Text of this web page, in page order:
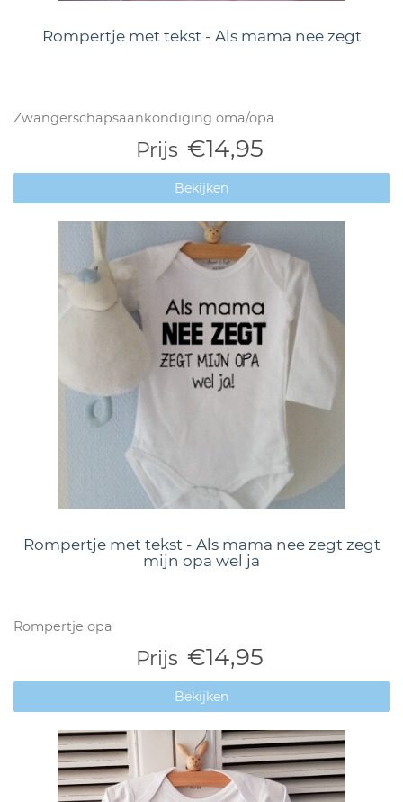
Rompertje met tekst - Als mama nee zegt
Zwangerschapsaankondiging oma/opa
Prijs €14,95
Bekijken
Rompertje met tekst - Als mama nee zegt zegt
mijn opa wel ja
Rompertje opa
Prijs €14,95
Bekijken